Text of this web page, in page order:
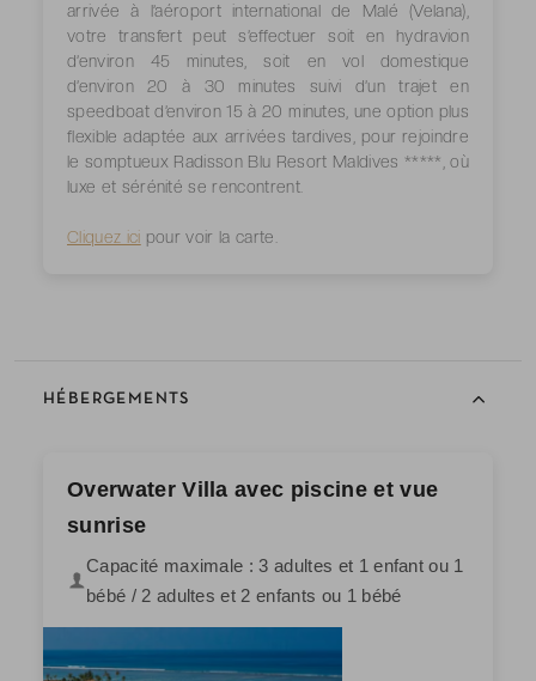
arrivée à l’aéroport international de Malé (Velana),
votre transfert peut s’effectuer soit en hydravion
d’environ 45 minutes, soit en vol domestique
d’environ 20 à 30 minutes suivi d’un trajet en
speedboat d’environ 15 à 20 minutes, une option plus
flexible adaptée aux arrivées tardives, pour rejoindre
le somptueux Radisson Blu Resort Maldives *****, où
luxe et sérénité se rencontrent.
Cliquez ici pour voir la carte.
HÉBERGEMENTS
Overwater Villa avec piscine et vue
sunrise
Capacité maximale : 3 adultes et 1 enfant ou 1
bébé / 2 adultes et 2 enfants ou 1 bébé